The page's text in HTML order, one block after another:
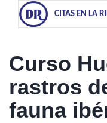
CITAS EN LA
Curso
rastros
fauna